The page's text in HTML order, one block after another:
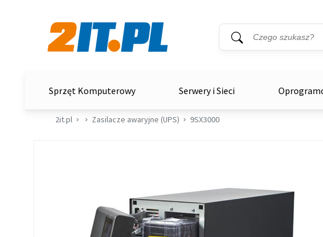
Wyszukiwarka
Słowo kluczowe
Sprzęt Komputerowy Serwery i Sieci
2it.pl Zasilacze awaryjne (UPS) 9SX3000